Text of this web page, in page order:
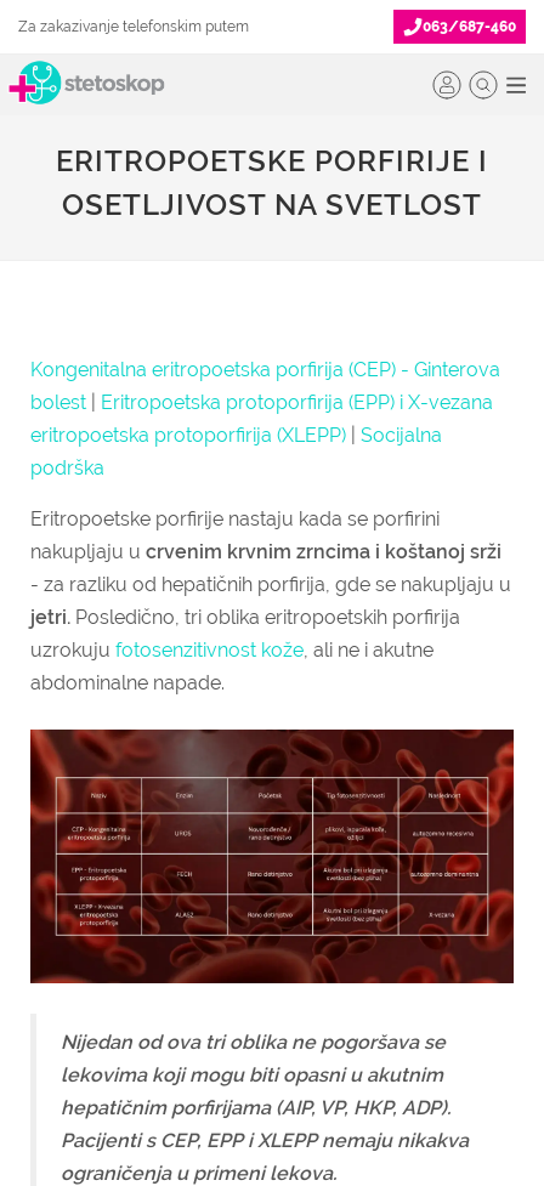
Za zakazivanje telefonskim putem 063/687-460
ERITROPOETSKE PORFIRIJE I
OSETLJIVOST NA SVETLOST
Kongenitalna eritropoetska porfirija (CEP) - Ginterova
bolest
Eritropoetska protoporfirija (EPP) i X-vezana
eritropoetska protoporfirija (XLEPP)
Socijalna
podrška
Eritropoetske porfirije nastaju kada se porfirini
nakupljaju u crvenim krvnim zrncima i koštanoj srži
- za razliku od hepatičnih porfirija, gde se nakupljaju u
jetri. Posledično, tri oblika eritropoetskih porfirija
uzrokuju fotosenzitivnost kože, ali ne i akutne
abdominalne napade.
Nijedan od ova tri oblika ne pogoršava se
lekovima koji mogu biti opasni u akutnim
hepatičnim porfirijama (AIP, VP, HKP, ADP).
Pacijenti s CEP, EPP i XLEPP nemaju nikakva
ograničenja u primeni lekova.